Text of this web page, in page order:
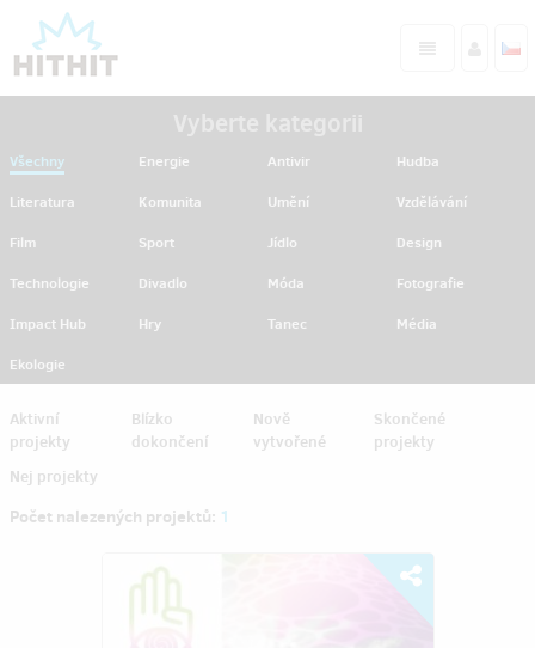
Všechny Energie Antivir
Hudba
Literatura
Komunita Umění
Vzdělávání
Film
Sport Jídlo
Design
Technologie
Divadlo Móda
Fotografie
Impact Hub
Hry Tanec
Média
Ekologie
Aktivní
projekty
Blízko
dokončení
Nově
vytvořené
Skončené
projekty
Nej projekty
Počet nalezených projektů: 1